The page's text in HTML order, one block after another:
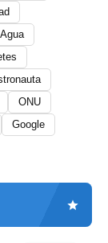
Agua
ONU
Google